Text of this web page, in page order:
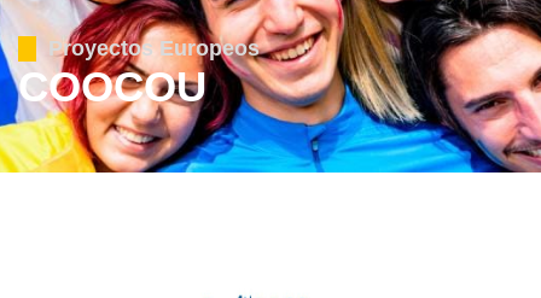
Proyectos Europeos
COOCOU